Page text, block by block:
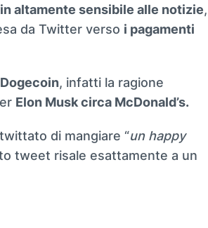
altamente sensibile alle notizie,
da Twitter verso i pagamenti
, infatti la ragione
Elon Musk circa McDonald’s.
di mangiare “un happy
tweet risale esattamente a un